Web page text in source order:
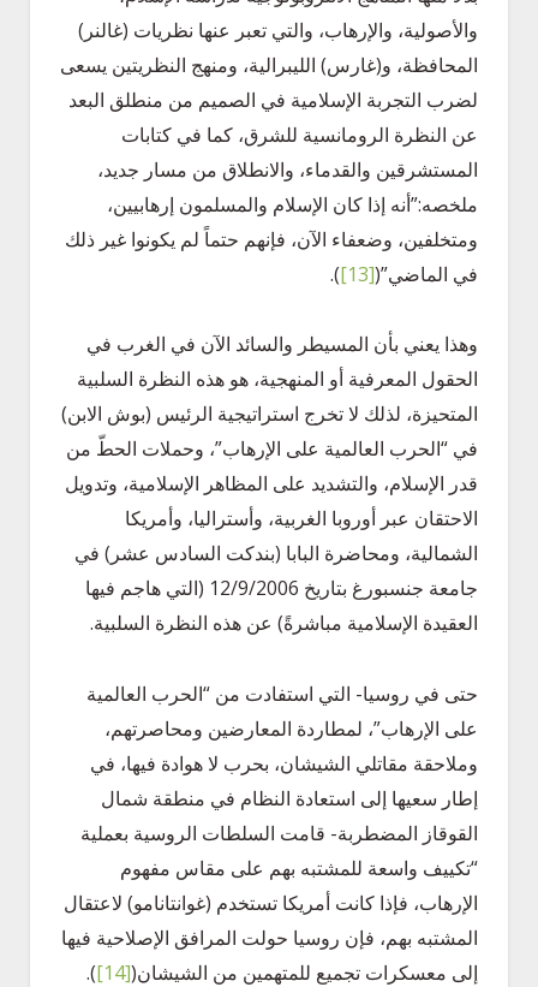
والأصولية، والإرهاب، والتي تعبر عنها نظريات (غالنر)
المحافظة، و(غارس) الليبرالية، ومنهج النظريتين يسعى
لضرب التجربة الإسلامية في الصميم من منطلق البعد
عن النظرة الرومانسية للشرق، كما في كتابات
المستشرقين والقدماء، والانطلاق من مسار جديد،
ملخصه:”أنه إذا كان الإسلام والمسلمون إرهابيين،
ومتخلفين، وضعفاء الآن، فإنهم حتماً لم يكونوا غير ذلك
في الماضي”(
[13]
)
.
وهذا يعني بأن المسيطر والسائد الآن في الغرب في
الحقول المعرفية أو المنهجية، هو هذه النظرة السلبية
المتحيزة، لذلك لا تخرج استراتيجية الرئيس (بوش الابن)
في “الحرب العالمية على الإرهاب”، وحملات الحطّ من
قدر الإسلام، والتشديد على المظاهر الإسلامية، وتدويل
الاحتقان عبر أوروبا الغربية، وأستراليا، وأمريكا
الشمالية، ومحاضرة البابا (بندكت السادس عشر) في
جامعة جنسبورغ بتاريخ 12/9/2006 (التي هاجم فيها
العقيدة الإسلامية مباشرةً) عن هذه النظرة السلبية.
حتى في روسيا- التي استفادت من “الحرب العالمية
على الإرهاب”، لمطاردة المعارضين ومحاصرتهم،
وملاحقة مقاتلي الشيشان، بحرب لا هوادة فيها، في
إطار سعيها إلى استعادة النظام في منطقة شمال
القوقاز المضطربة- قامت السلطات الروسية بعملية
“تكييف واسعة للمشتبه بهم على مقاس مفهوم
الإرهاب، فإذا كانت أمريكا تستخدم (غوانتانامو) لاعتقال
المشتبه بهم، فإن روسيا حولت المرافق الإصلاحية فيها
إلى معسكرات تجميع للمتهمين من الشيشان(
[14]
)
.